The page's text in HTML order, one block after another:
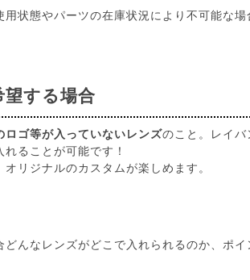
用状態やパーツの在庫状況により不可能な場
する場合
ロゴ等が入っていないレンズのこと。レイ
ることが可能です！
リジナルのカスタムが楽しめます。
どんなレンズがどこで入れられるのか、ポ